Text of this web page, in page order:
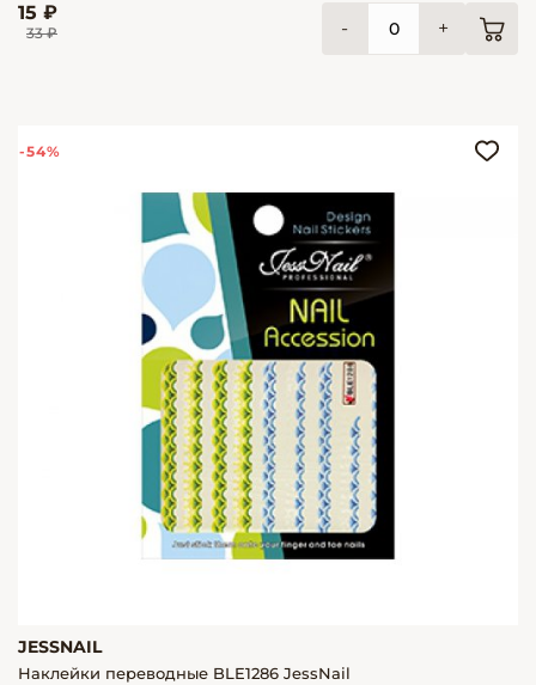
15 ₽
33 ₽ - +
-54%
JESSNAIL
Наклейки переводные BLE1286 JessNail